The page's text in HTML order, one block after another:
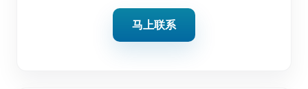
马上联系